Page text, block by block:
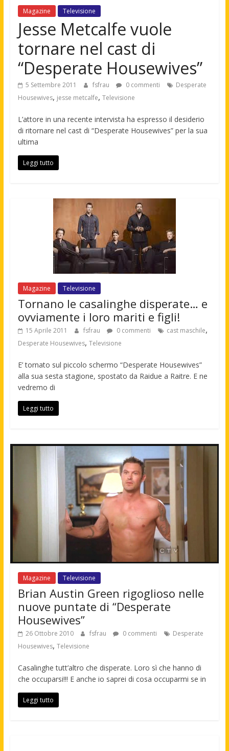
Magazine Televisione
Jesse Metcalfe vuole
tornare nel cast di
“Desperate Housewives”
5 Settembre 2011 fsfrau 0 commenti
Desperate
Housewives, jesse metcalfe, Televisione
L’attore in una recente intervista ha espresso il desiderio
di ritornare nel cast di “Desperate Housewives” per la sua
ultima
Leggi tutto
Magazine Televisione
Tornano le casalinghe disperate… e
ovviamente i loro mariti e figli!
15 Aprile 2011 fsfrau 0 commenti cast maschile,
Desperate Housewives, Televisione
E’ tornato sul piccolo schermo “Desperate Housewives”
alla sua sesta stagione, spostato da Raidue a Raitre. E ne
vedremo di
Leggi tutto
Magazine Televisione
Brian Austin Green rigoglioso nelle
nuove puntate di “Desperate
Housewives”
26 Ottobre 2010 fsfrau 0 commenti
Desperate
Housewives, Televisione
Casalinghe tutt’altro che disperate. Loro sì che hanno di
che occuparsi!!! E anche io saprei di cosa occuparmi se in
Leggi tutto